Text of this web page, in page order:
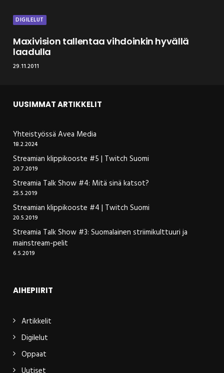
DIGILELUT
Maxivision tallentaa vihdoinkin hyvällä
laadulla
29.11.2011
UUSIMMAT ARTIKKELIT
Yhteistyössä Avea Media
18.2.2024
Streamian klippikooste #5 | Twitch Suomi
20.7.2019
Streamia Talk Show #4: Mitä sinä katsot?
25.5.2019
Streamian klippikooste #4 | Twitch Suomi
20.5.2019
Streamia Talk Show #3: Suomalainen striimikulttuuri ja
mainstream-pelit
6.5.2019
AIHEPIIRIT
Artikkelit
Digilelut
Oppaat